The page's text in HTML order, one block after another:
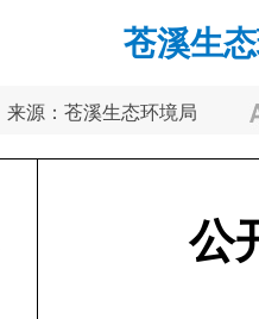
苍溪生
来源：苍溪生态环境局
公